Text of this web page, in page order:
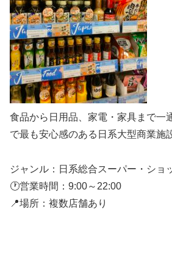
食品から日用品、家電・家具まで一
で最も安心感のある日系大型商業施
ジャンル：日系総合スーパー・ショ
🕐営業時間：9:00～22:00
📍場所：複数店舗あり